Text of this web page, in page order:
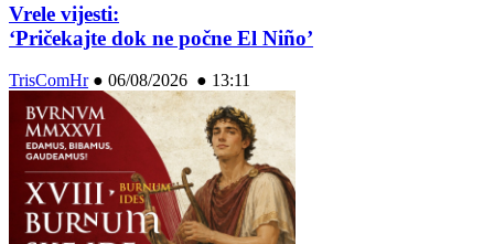
Vrele vijesti:
‘Pričekajte dok ne počne El Niño’
TrisComHr● 06/08/2026 ● 13:11